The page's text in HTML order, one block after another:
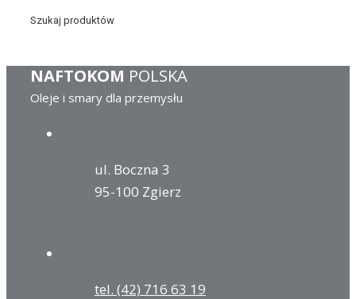
Szukaj produktów
NAFTOKOM POLSKA
Oleje i smary dla przemysłu
ul. Boczna 3
95-100 Zgierz
tel. (42) 716 63 19